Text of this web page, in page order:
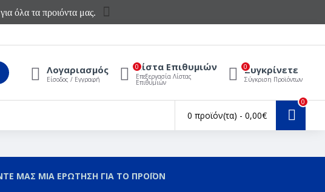
όλα τα προιόντα μας.
Λογαριασμός
Είσοδος / Εγγραφή
Λίστα Επιθυμιών
Επεξεργασία Λίστας
Επιθυμιών
0 Συγκρίνετε
Σύγκριση Προϊόντων
0
0 προϊόν(τα) - 0,00€
0
ΜΑΣ ΜΙΑ ΕΡΩΤΗΣΗ ΓΙΑ ΤΟ ΠΡΟΪΟΝ